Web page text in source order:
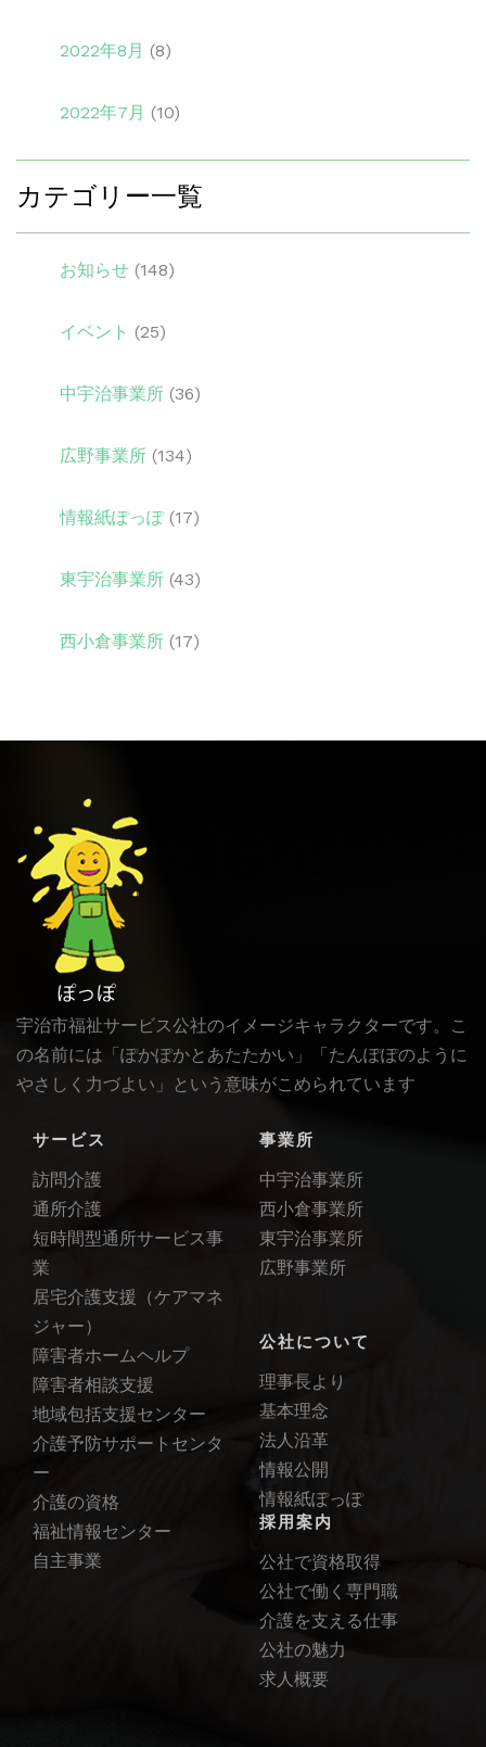
2022年8月 (8)
2022年7月 (10)
カテゴリー一覧
お知らせ (148)
イベント (25)
中宇治事業所 (36)
広野事業所 (134)
情報紙ぽっぽ(17)
東宇治事業所 (43)
西小倉事業所 (17)
宇治市福祉サービス公社のイメージキャラクターです。こ
の名前には「ぽかぽかとあたたかい」「たんぽぽのように
やさしく力づよい」という意味がこめられています
サービス
訪問介護
通所介護
短時間型通所サービス事
業
居宅介護支援（ケアマネ
ジャー）
障害者ホームヘルプ
障害者相談支援
地域包括支援センター
介護予防サポートセンタ
ー
介護の資格
福祉情報センター
自主事業
事業所
中宇治事業所
西小倉事業所
東宇治事業所
広野事業所
公社について
理事長より
基本理念
法人沿革
情報公開
情報紙ぽっぽ
採用案内
公社で資格取得
公社で働く専門職
介護を支える仕事
公社の魅力
求人概要